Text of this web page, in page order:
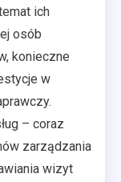
ich
osób
konieczne
w
– coraz
zarządzania
wizyt